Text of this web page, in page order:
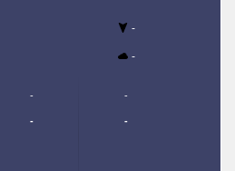
-
-
-
-
-
-